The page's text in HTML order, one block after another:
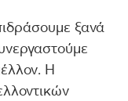
ξανά
Η